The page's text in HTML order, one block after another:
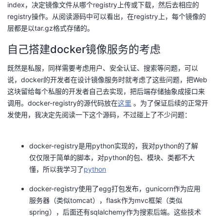
index，决定镜像文件从哪个registry上传或下载，然后去相应的
registry操作。从阅读源码中可以看出，在registry上，每个镜像的
层都是以tar.gz格式存储的。
自己搭建docker镜像服务的考虑
既然是私服，同样需要考虑用户、安全认证、搜索等问题，可以
说，docker的开发者在设计镜像服务时就考虑了这些问题，把Web
这块留给每个私服的开发者自己去实现，把后端存储抽象成接口来
调用。docker-registry的源代码放在这里 。为了保证后续的正常开
发使用，我决定先阅读一下这个源码，不过碰上了不少问题：
docker-registry是用python实现的，我对python的了解
仅仅限于简单的脚本，对python的包、模块、类都不大
懂，所以我学习了python
docker-registry使用了egg打包发布，gunicorn作为应用
服务器（类似tomcat），flask作为mvc框架（类似
spring），后面还有sqlalchemy作为搜索后端。这些技术